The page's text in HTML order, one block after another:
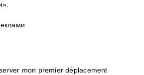
mon premier déplacement